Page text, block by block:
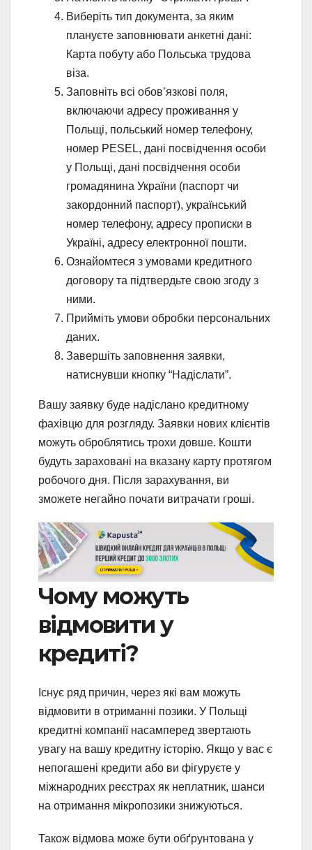
Виберіть тип документа, за яким
плануєте заповнювати анкетні дані:
Карта побуту або Польська трудова
віза.
Заповніть всі обов’язкові поля,
включаючи адресу проживання у
Польщі, польський номер телефону,
номер PESEL, дані посвідчення особи
у Польщі, дані посвідчення особи
громадянина України (паспорт чи
закордонний паспорт), український
номер телефону, адресу прописки в
Україні, адресу електронної пошти.
Ознайомтеся з умовами кредитного
договору та підтвердьте свою згоду з
ними.
Прийміть умови обробки персональних
даних.
Завершіть заповнення заявки,
натиснувши кнопку “Надіслати”.
Вашу заявку буде надіслано кредитному
фахівцю для розгляду. Заявки нових клієнтів
можуть оброблятись трохи довше. Кошти
будуть зараховані на вказану карту протягом
робочого дня. Після зарахування, ви
зможете негайно почати витрачати гроші.
Чому можуть
відмовити у
кредиті?
Існує ряд причин, через які вам можуть
відмовити в отриманні позики. У Польщі
кредитні компанії насамперед звертають
увагу на вашу кредитну історію. Якщо у вас є
непогашені кредити або ви фігуруєте у
міжнародних реєстрах як неплатник, шанси
на отримання мікропозики знижуються.
Також відмова може бути обґрунтована у